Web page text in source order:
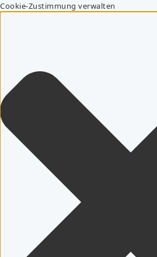
Cookie-Zustimmung verwalten